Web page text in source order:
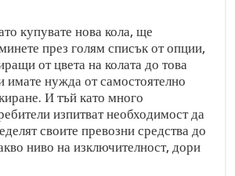
купувате нова кола, ще
през голям списък от опции,
от цвета на колата до това
имате нужда от самостоятелно
И тъй като много
изпитват необходимост да
своите превозни средства до
ниво на изключителност, дори